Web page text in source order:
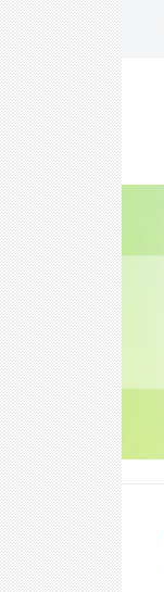
コ
ン
テ
ン
ツ
へ
ス
キ
ッ
プ